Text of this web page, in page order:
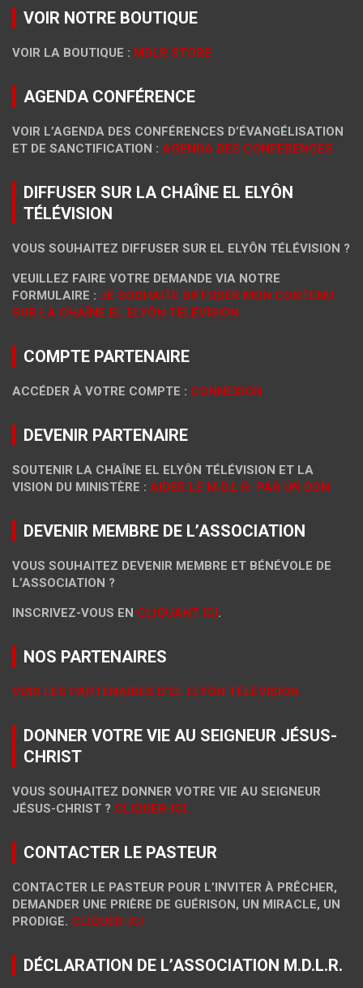
VOIR NOTRE BOUTIQUE
VOIR LA BOUTIQUE : MDLR STORE
AGENDA CONFÉRENCE
VOIR L’AGENDA DES CONFÉRENCES D’ÉVANGÉLISATION
ET DE SANCTIFICATION : AGENDA DES CONFÉRENCES
DIFFUSER SUR LA CHAÎNE EL ELYÔN
TÉLÉVISION
VOUS SOUHAITEZ DIFFUSER SUR EL ELYÔN TÉLÉVISION ?
VEUILLEZ FAIRE VOTRE DEMANDE VIA NOTRE
FORMULAIRE : JE SOUHAITE DIFFUSER MON CONTENU
SUR LA CHAÎNE EL ELYÔN TÉLÉVISION
COMPTE PARTENAIRE
ACCÉDER À VOTRE COMPTE : CONNEXION
DEVENIR PARTENAIRE
SOUTENIR LA CHAÎNE EL ELYÔN TÉLÉVISION ET LA
VISION DU MINISTÈRE : AIDER LE M.D.L.R. PAR UN DON
DEVENIR MEMBRE DE L’ASSOCIATION
VOUS SOUHAITEZ DEVENIR MEMBRE ET BÉNÉVOLE DE
L’ASSOCIATION ?
INSCRIVEZ-VOUS EN CLIQUANT ICI.
NOS PARTENAIRES
VOIR LES PARTENAIRES D’EL ELYÔN TÉLÉVISION.
DONNER VOTRE VIE AU SEIGNEUR JÉSUS-
CHRIST
VOUS SOUHAITEZ DONNER VOTRE VIE AU SEIGNEUR
JÉSUS-CHRIST ? CLIQUER-ICI.
CONTACTER LE PASTEUR
CONTACTER LE PASTEUR POUR L’INVITER À PRÊCHER,
DEMANDER UNE PRIÈRE DE GUÉRISON, UN MIRACLE, UN
PRODIGE. CLIQUER-ICI
DÉCLARATION DE L’ASSOCIATION M.D.L.R.